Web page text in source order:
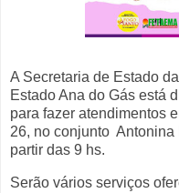
A Secretaria de Estado
Estado Ana do Gás está
para fazer atendimentos
26, no conjunto Antonina
partir das 9 hs.
Serão vários serviços